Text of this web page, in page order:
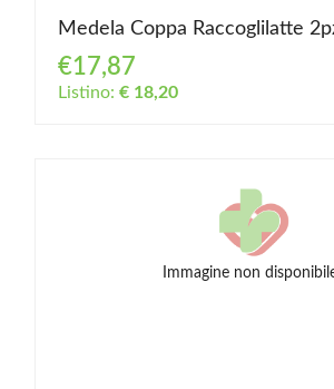
Medela Coppa Raccoglilatte
€17,87
Listino: € 18,20
Immagine non